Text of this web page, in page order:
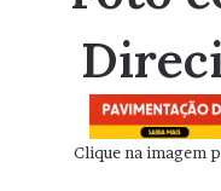
Clique na imagem